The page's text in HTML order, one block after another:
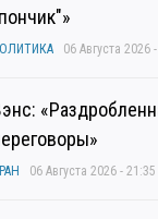
06 Августа 2026
06 Августа 2026 - 21:35